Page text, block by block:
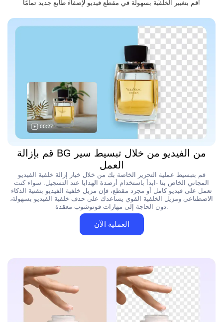
قم بتغيير الخلفية بسهولة في مقطع فيديو لإضفاء طابع جديد تمامًا!
قم بإزالة BG من الفيديو من خلال تبسيط سير
العمل
قم بتبسيط عملية التحرير الخاصة بك من خلال خيار إزالة خلفية الفيديو
المجاني الخاص بنا -ابدأ باستخدام أرصدة الهدايا عند التسجيل. سواء كنت
تعمل على فيديو كامل أو مجرد مقطع، فإن مزيل خلفية الفيديو بتقنية الذكاء
الاصطناعي ومزيل الخلفية القوي يساعدك على حذف خلفية الفيديو بسهولة،
العملية الآن